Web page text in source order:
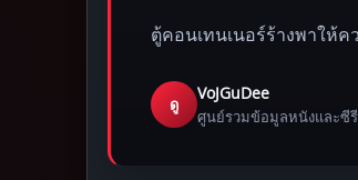
ตู้คอนเทนเนอร์ร้างพาให้
ดู
VoJGuDee
ศูนย์รวมข้อมูลหนังและซี